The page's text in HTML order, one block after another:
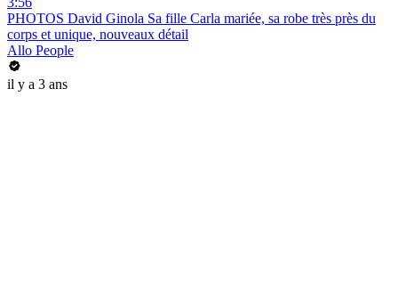
PHOTOS David Ginola Sa fille Carla mariée, sa robe très près du
corps et unique, nouveaux détail
Allo People
il y a 3 ans